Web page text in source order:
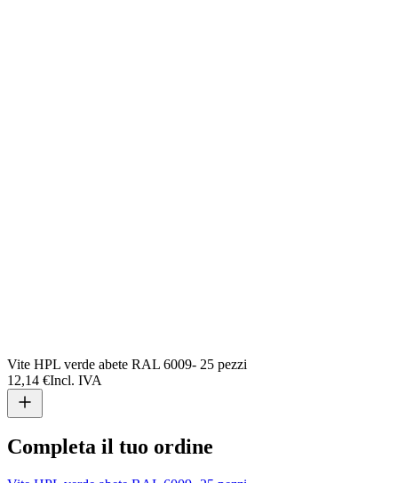
Vite HPL verde abete RAL 6009- 25 pezzi
12,14 €Incl. IVA
Completa il tuo ordine